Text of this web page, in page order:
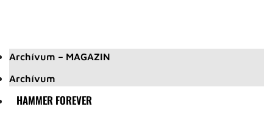
Archívum – MAGAZIN
Archívum
HAMMER FOREVER